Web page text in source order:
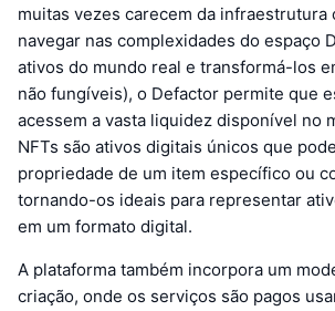
muitas vezes carecem da infraestrutura
navegar nas complexidades do espaço
ativos do mundo real e transformá-los
não fungíveis), o Defactor permite que
acessem a vasta liquidez disponível no
NFTs são ativos digitais únicos que
propriedade de um item específico ou
tornando-os ideais para representar
em um formato digital.
A plataforma também incorpora um
criação, onde os serviços são pagos